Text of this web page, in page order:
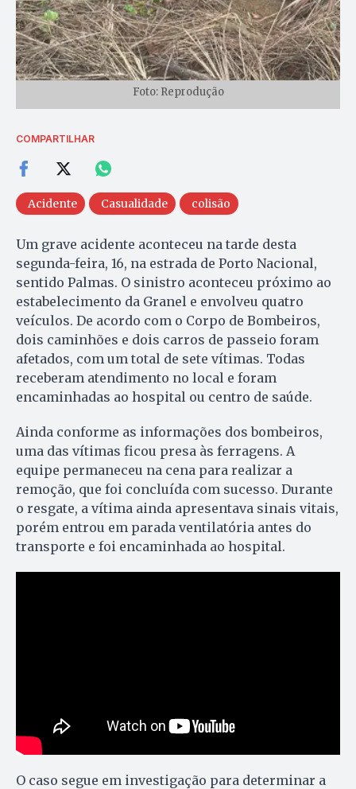
Foto: Reprodução
COMPARTILHAR
Acidente Casualidade colisão
Um grave acidente aconteceu na tarde desta
segunda-feira, 16, na estrada de Porto Nacional,
sentido Palmas. O sinistro aconteceu próximo ao
estabelecimento da Granel e envolveu quatro
veículos. De acordo com o Corpo de Bombeiros,
dois caminhões e dois carros de passeio foram
afetados, com um total de sete vítimas. Todas
receberam atendimento no local e foram
encaminhadas ao hospital ou centro de saúde.
Ainda conforme as informações dos bombeiros,
uma das vítimas ficou presa às ferragens. A
equipe permaneceu na cena para realizar a
remoção, que foi concluída com sucesso. Durante
o resgate, a vítima ainda apresentava sinais vitais,
porém entrou em parada ventilatória antes do
transporte e foi encaminhada ao hospital.
O caso segue em investigação para determinar a